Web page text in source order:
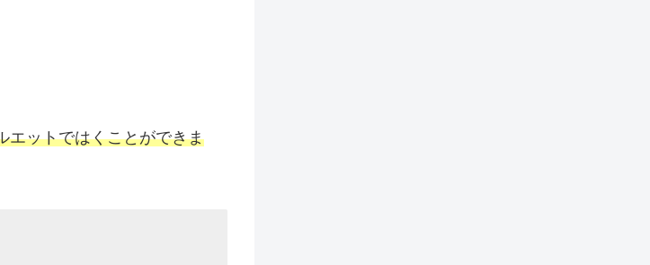
エットではくことができま